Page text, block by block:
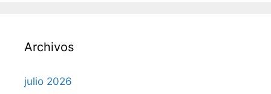
:
Archivos
julio 2026